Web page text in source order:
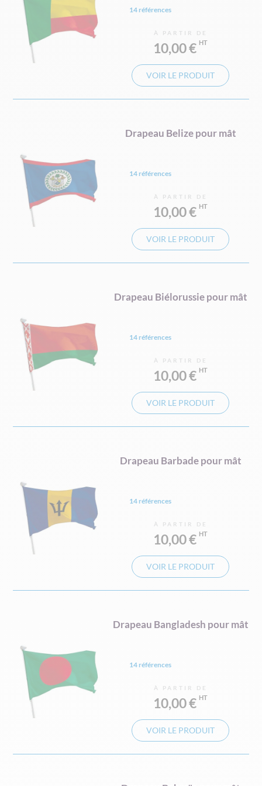
14 références
À PARTIR DE
10,00 €
VOIR LE PRODUIT
Drapeau Belize pour mât
14 références
À PARTIR DE
10,00 €
VOIR LE PRODUIT
Drapeau Biélorussie pour mât
14 références
À PARTIR DE
10,00 €
VOIR LE PRODUIT
Drapeau Barbade pour mât
14 références
À PARTIR DE
10,00 €
VOIR LE PRODUIT
Drapeau Bangladesh pour mât
14 références
À PARTIR DE
10,00 €
VOIR LE PRODUIT